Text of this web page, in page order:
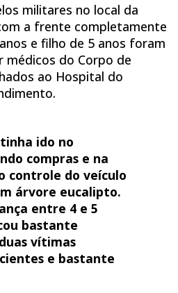
militares no local da
a frente completamente
e filho de 5 anos foram
médicos do Corpo de
ao Hospital do
ido no
compras e na
controle do veículo
árvore eucalipto.
entre 4 e 5
bastante
vítimas
e bastante